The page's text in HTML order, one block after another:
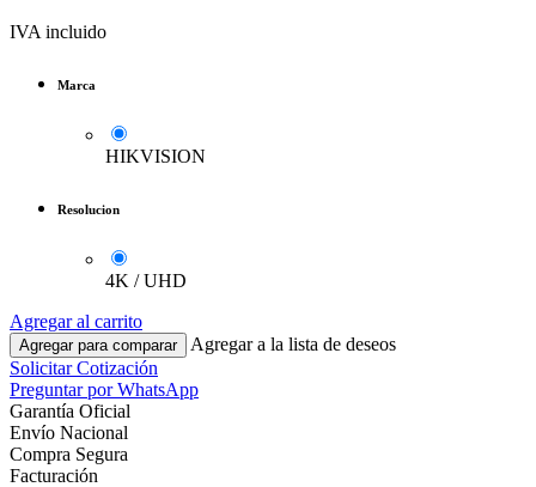
IVA incluido
Marca
HIKVISION
Resolucion
4K / UHD
Agregar al carrito
Agregar para comparar
Agregar a la lista de deseos
Solicitar Cotización
Preguntar por WhatsApp
Garantía Oficial
Envío Nacional
Compra Segura
Facturación